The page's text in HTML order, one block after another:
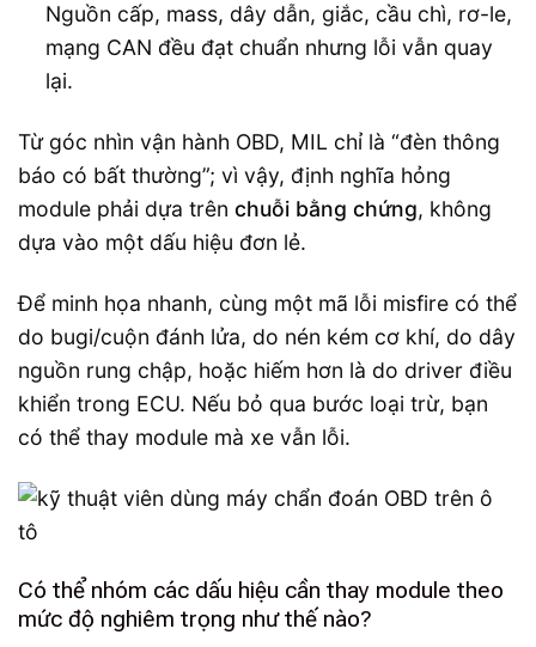
Nguồn cấp, mass, dây dẫn, giắc, cầu chì, rơ-le,
mạng CAN đều đạt chuẩn nhưng lỗi vẫn quay
lại.
Từ góc nhìn vận hành OBD, MIL chỉ là “đèn thông
báo có bất thường”; vì vậy, định nghĩa hỏng
module phải dựa trên chuỗi bằng chứng, không
dựa vào một dấu hiệu đơn lẻ.
Để minh họa nhanh, cùng một mã lỗi misfire có thể
do bugi/cuộn đánh lửa, do nén kém cơ khí, do dây
nguồn rung chập, hoặc hiếm hơn là do driver điều
khiển trong ECU. Nếu bỏ qua bước loại trừ, bạn
có thể thay module mà xe vẫn lỗi.
Có thể nhóm các dấu hiệu cần thay module theo
mức độ nghiêm trọng như thế nào?